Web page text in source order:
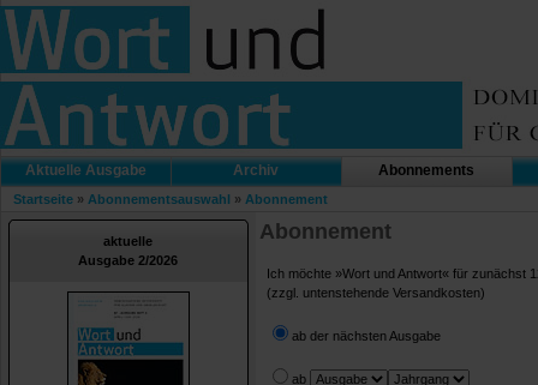
Aktuelle Ausgabe Archiv Abonnements
Startseite » Abonnementsauswahl » Abonnement
aktuelle
Ausgabe 2/2026
Abonnement
Ich möchte »Wort und Antwort« für zunächst
(zzgl. untenstehende Versandkosten)
ab der nächsten Ausgabe
ab